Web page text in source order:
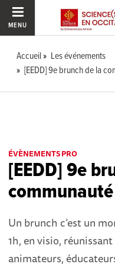
MENU
Accueil
Les événements
[EEDD] 9e brunch de la
ÉVÈNEMENTS PRO
[EEDD] 9e
Un brunch c’est un
1h, en visio,
animateurs,